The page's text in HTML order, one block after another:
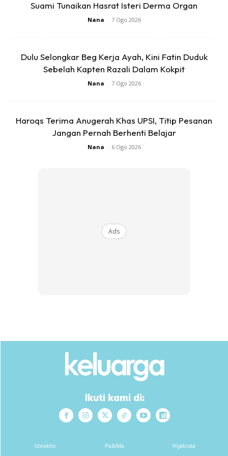
hormon yang dipanggil oksitosin akan dilepaskan yang
mana bertindak memberi
Ads
meninggalkan kesan pada emosi anda. Mood terasa lebih
CENDAWAN RANGUP BY
SHOPEE MY
[500g – 1kg] Frozen Halal
Dimsum / Dimsum Sejuk
B...
Suami Tunaikan Hasrat Isteri Derma Organ
Nana - 7 Ogo 2026
Dulu Selongkar Beg Kerja Ayah, Kini Fatin Duduk
Sebelah Kapten Razali Dalam Kokpit
Nana - 7 Ogo 2026
Haroqs Terima Anugerah Khas UPSI, Titip Pesanan
Jangan Pernah Berhenti Belajar
Nana - 6 Ogo 2026
Ads
Ikuti kami di:
Ideaktiv Pa&Ma Hijabista